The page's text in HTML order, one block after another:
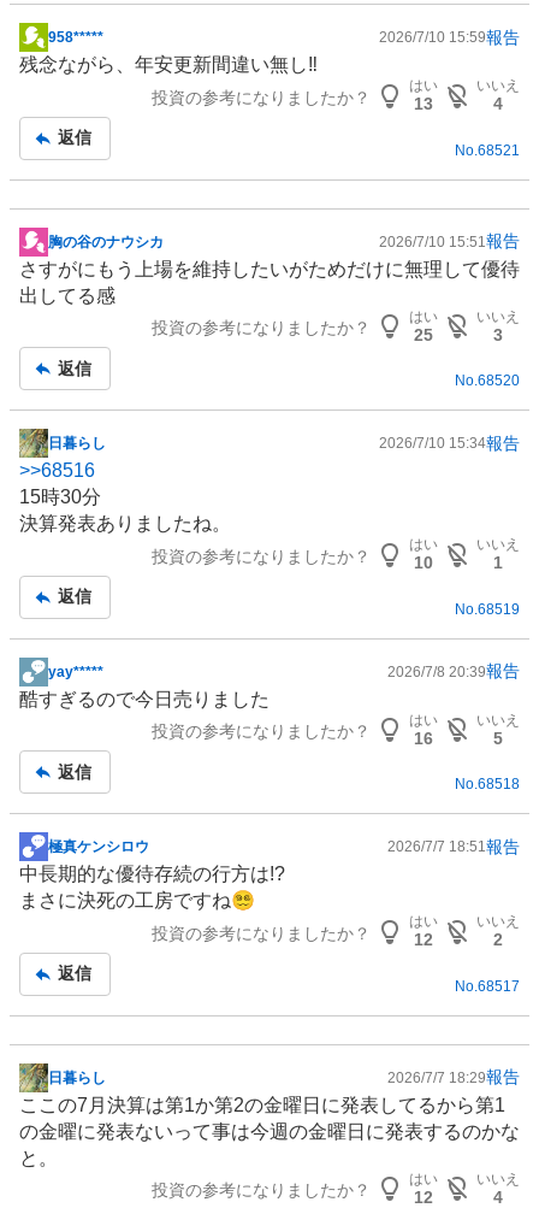
掲
示
事
958***** 2026/7/10 15:59報告
残念ながら、年安更新間違い無し‼️
投資の参考になりましたか？
はい
13
いいえ
4
返信
No. 68521
掲
示
板
胸の谷のナウシカ 2026/7/10 15:51 報告
さすがにもう上場を維持したいがためだけに無理して優待
出してる感
投資の参考になりましたか？
はい
25
いいえ
3
返信
No.68520
掲
示
板
記
日暮らし 2026/7/10 15:34報告
>>68516
15時30分
決算発表ありましたね。
投資の参考になりましたか？
はい
10
いいえ
1
返信
No. 68519
掲
示
事
yay***** 2026/7/8 20:39報告
酷すぎるので今日売りました
投資の参考になりましたか？
はい
16
いいえ
5
返信
No.68518
掲
示
板
極真ケンシロウ 2026/7/7 18:51報告
中長期的な優待存続の行方は!?
まさに決死の工房ですね😵‍💫
投資の参考になりましたか？
はい
12
いいえ
2
返信
No. 68517
掲
示
板
記
日暮らし 2026/7/7 18:29報告
ここの7月決算は第1か第2の金曜日に発表してるから第1
の金曜に発表ないって事は今週の金曜日に発表するのかな
と。
投資の参考になりましたか？
はい
12
いいえ
4